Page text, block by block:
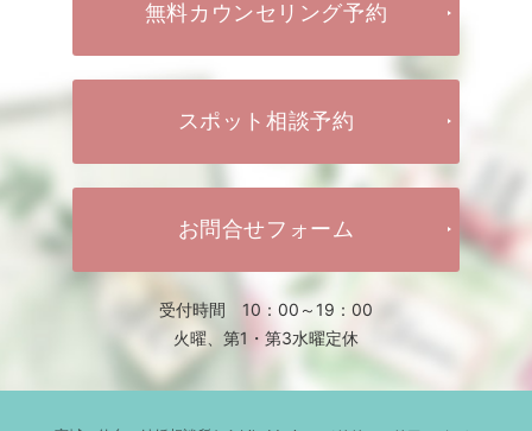
無料カウンセリング予約
スポット相談予約
お問合せフォーム
受付時間 10：00～19：00
火曜、第1・第3水曜定休